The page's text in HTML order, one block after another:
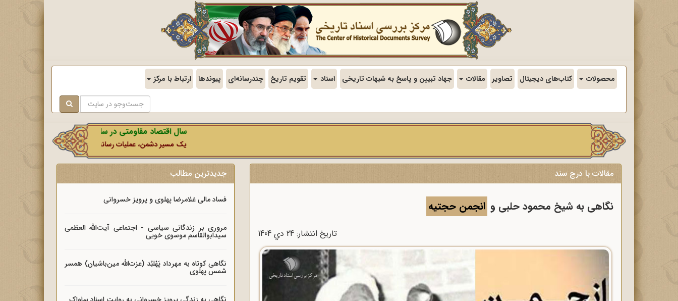
محصولات کتاب‌های دیجیتال تصاویر مقالات جهاد تبیین و پاسخ به شبهات تاریخی اسناد تقویم تاریخ چندرسانه‌ای پیوندها ارتباط با مرکز
سال اقتصاد مقاومتی در سایه وحدت ملی و امنیت ملی.
یک مسیر دشمن، عملیات رسانه‌ای او است که در این ایام بطور خاص
مقالات با درج سند
نگاهی به شیخ محمود حلبی و انجمن حجتیه
تاریخ انتشار: 24 دي 1404
جدیدترین مطالب
فساد مالی غلامرضا پهلوی و پرویز خسروانی
مروری بر زندگانی سیاسی - اجتماعی آیت‌الله العظمی
سیدابوالقاسم موسوی خویی
نگاهی کوتاه به مهرداد پَهْلبُد (عزت‌الله مین‌باشیان) همسر
شمس پهلوی